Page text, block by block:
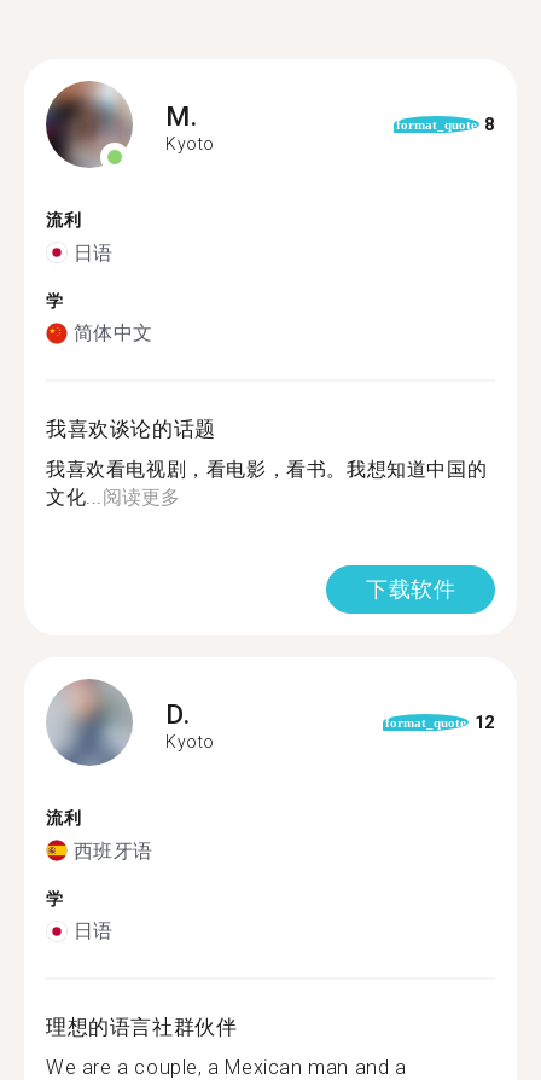
M.
Kyoto
format_quote 8
流利
日语
学
简体中文
我喜欢谈论的话题
我喜欢看电视剧，看电影，看书。我想知道中国的
文化...阅读更多
下载软件
D.
Kyoto
format_quote 12
流利
西班牙语
学
日语
理想的语言社群伙伴
We are a couple, a Mexican man and a